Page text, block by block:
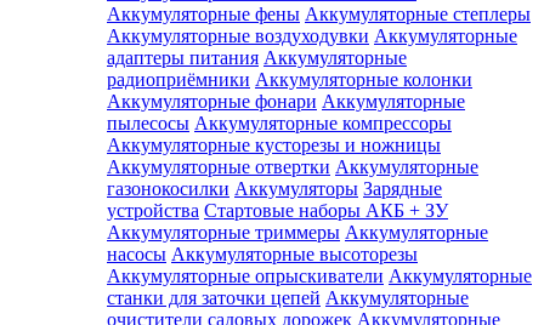
Аккумуляторные фены Аккумуляторные степлеры
Аккумуляторные воздуходувки Аккумуляторные
адаптеры питания Аккумуляторные
радиоприёмники Аккумуляторные колонки
Аккумуляторные фонари Аккумуляторные
пылесосы Аккумуляторные компрессоры
Аккумуляторные кусторезы и ножницы
Аккумуляторные отвертки Аккумуляторные
газонокосилки Аккумуляторы Зарядные
устройства Стартовые наборы АКБ + ЗУ
Аккумуляторные триммеры Аккумуляторные
насосы Аккумуляторные высоторезы
Аккумуляторные опрыскиватели Аккумуляторные
станки для заточки цепей Аккумуляторные
очистители садовых дорожек Аккумуляторные